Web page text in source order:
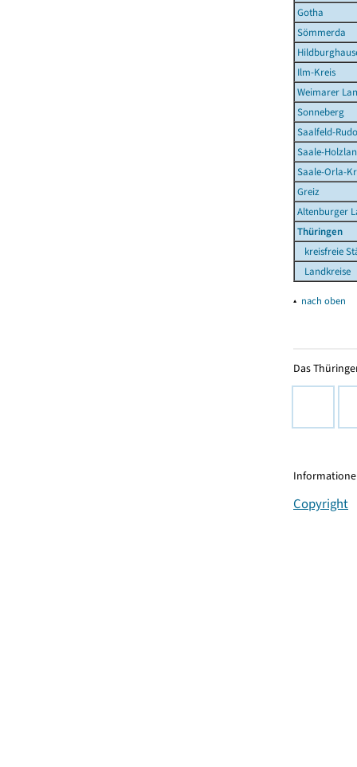
Gotha
Sömmerda
Ilm-Kreis
Weimarer
Sonneberg
Saalfeld-
Saale-
Saale-Orla-
Greiz
Altenburger
Thüringen
kreisfreie
Landkreise
▴ nach oben
Das
Copyright